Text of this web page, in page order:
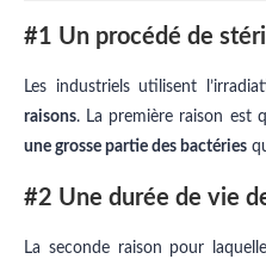
#1 Un procédé de
Les industriels utilisent
raisons. La première raison est
une grosse partie des bactéries
#2 Une durée de vie
La seconde raison pour